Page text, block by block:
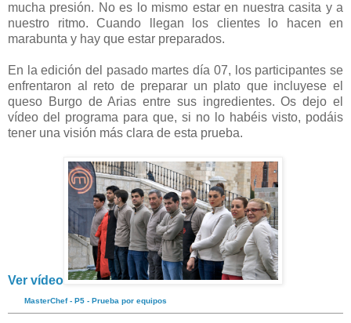
mucha presión. No es lo mismo estar en nuestra casita y a
nuestro ritmo. Cuando llegan los clientes lo hacen en
marabunta y hay que estar preparados.
En la edición del pasado martes día 07, los participantes se
enfrentaron al reto de preparar un plato que incluyese el
queso Burgo de Arias entre sus ingredientes. Os dejo el
vídeo del programa para que, si no lo habéis visto, podáis
tener una visión más clara de esta prueba.
Ver vídeo
MasterChef - P5 - Prueba por equipos